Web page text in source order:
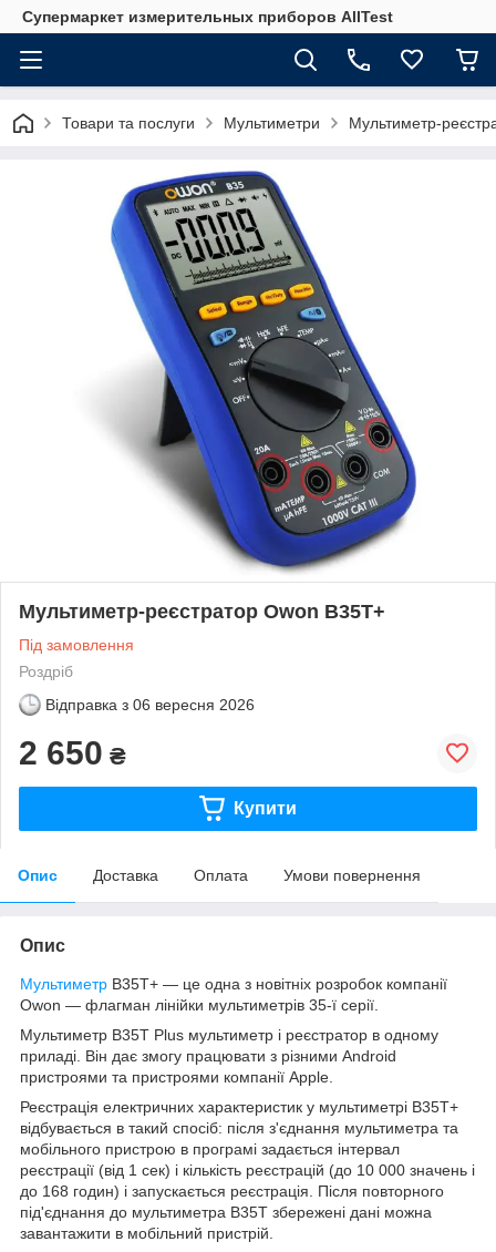
Супермаркет измерительных приборов AllTest
Товари та послуги Мультиметри Мультиметр-
Мультиметр-реєстратор Owon B35T+
Під замовлення
Роздріб
Відправка з 06 вересня 2026
2 650 ₴
Купити
Опис Доставка Оплата Умови повернення
Опис
Мультиметр B35T+ — це одна з новітніх розробок компанії
Owon — флагман лінійки мультиметрів 35-ї серії.
Мультиметр B35T Plus мультиметр і реєстратор в одному
приладі. Він дає змогу працювати з різними Android
пристроями та пристроями компанії Apple.
Реєстрація електричних характеристик у мультиметрі В35Т+
відбувається в такий спосіб: після з'єднання мультиметра та
мобільного пристрою в програмі задається інтервал
реєстрації (від 1 сек) і кількість реєстрацій (до 10 000 значень і
до 168 годин) і запускається реєстрація. Після повторного
під'єднання до мультиметра B35T збережені дані можна
завантажити в мобільний пристрій.